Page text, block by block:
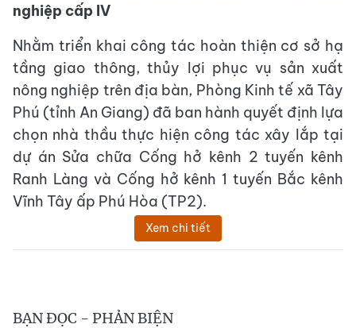
nghiệp cấp IV
Nhằm triển khai công tác hoàn thiện cơ sở hạ
tầng giao thông, thủy lợi phục vụ sản xuất
nông nghiệp trên địa bàn, Phòng Kinh tế xã Tây
Phú (tỉnh An Giang) đã ban hành quyết định lựa
chọn nhà thầu thực hiện công tác xây lắp tại
dự án Sửa chữa Cống hở kênh 2 tuyến kênh
Ranh Làng và Cống hở kênh 1 tuyến Bắc kênh
Vĩnh Tây ấp Phú Hòa (TP2).
Xem chi tiết
BẠN ĐỌC - PHẢN BIỆN